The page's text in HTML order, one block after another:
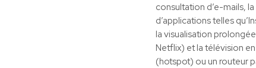
consultation d’e-mails,
d’applications telles
la visualisation
Netflix) et la télévision
(hotspot) ou un routeur